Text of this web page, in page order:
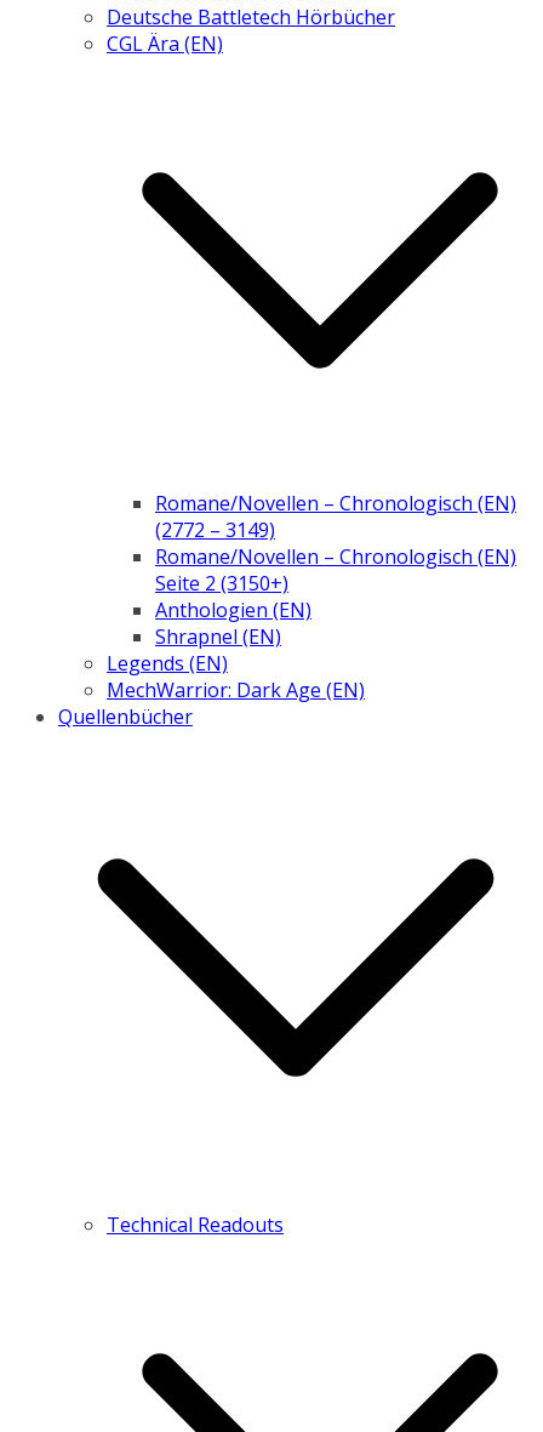
Deutsche Battletech Hörbücher
CGL Ära (EN)
Romane/Novellen – Chronologisch (EN)
(2772 – 3149)
Romane/Novellen – Chronologisch (EN)
Seite 2 (3150+)
Anthologien (EN)
Shrapnel (EN)
Legends (EN)
MechWarrior: Dark Age (EN)
Quellenbücher
Technical Readouts